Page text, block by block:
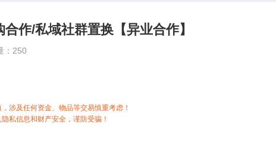
作/私域社群置换【异业合作】
：250
涉及任何资金、物品等交易慎重考虑！
私信息和财产安全，谨防受骗！